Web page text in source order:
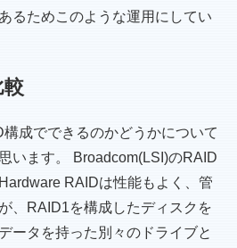
るためこのような運用にしてい
成でできるのかどうかについて
います。 Broadcom(LSI)のRAID
RAIDは性能もよく、管
、RAID1を構成したディスクを
ータを持った別々のドライブと